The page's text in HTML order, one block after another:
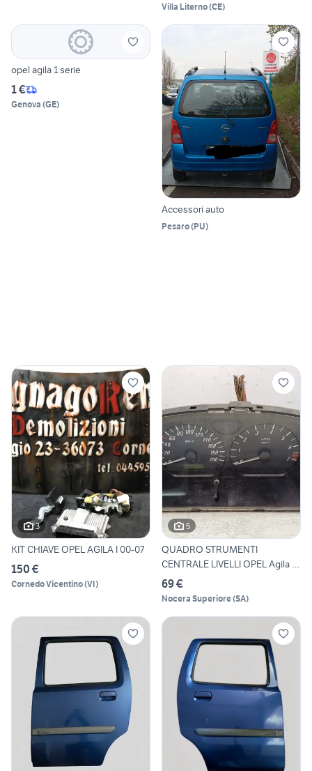
Villa Literno(CE)
opel agila 1 serie
1 €
Genova (GE)
Accessori auto
Pesaro(PU)
3
KIT CHIAVE OPEL AGILA I 00-07
150 €
Cornedo Vicentino(VI)
5
QUADRO STRUMENTI
CENTRALE LIVELLI OPEL Agila 1°
S
69 €
Nocera Superiore(SA)